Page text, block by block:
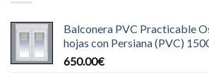
Balconera PVC Practicable
hojas con Persiana (PVC)
650.00€